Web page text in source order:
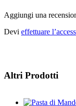
Aggiungi una
Devi effettuare
Altri Prodotti